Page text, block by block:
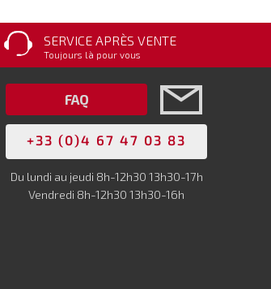
SERVICE APRÈS VENTE
Toujours là pour vous
FAQ
+33 (0)4 67 47 03 83
Du lundi au jeudi 8h-12h30 13h30-17h
Vendredi 8h-12h30 13h30-16h